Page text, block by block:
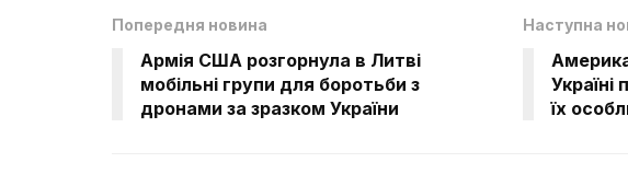
Попередня новина
Армія США розгорнула в Литві
мобільні групи для боротьби з
дронами за зразком України
Наступна
їх